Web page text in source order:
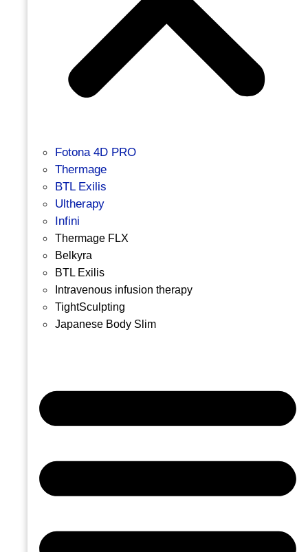
Fotona 4D PRO
Thermage
BTL Exilis
Ultherapy
Infini
Thermage FLX
Belkyra
BTL Exilis
Intravenous infusion therapy
TightSculpting
Japanese Body Slim